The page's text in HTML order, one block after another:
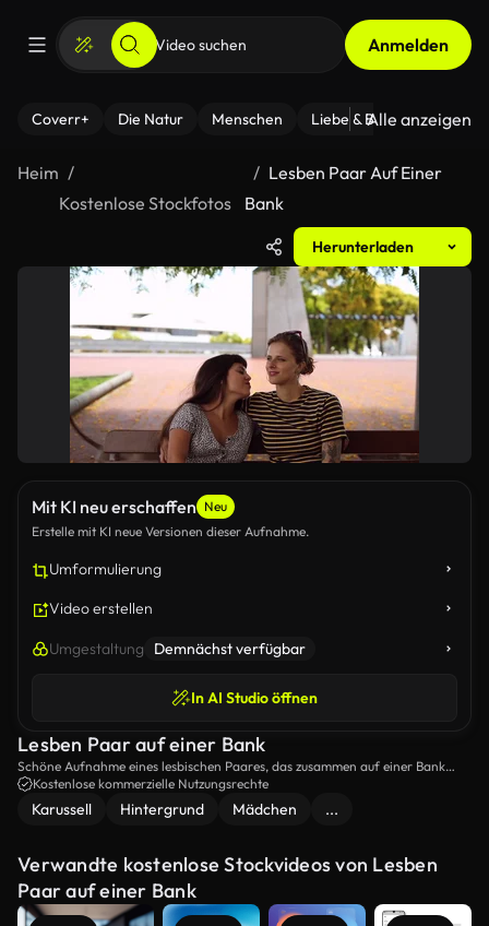
Anmelden
Coverr+ Die Natur Menschen Liebe & Beziehungen
Alle anzeigen
Heim
Kostenlose Stockfotos
Lesben Paar Auf Einer
Bank
Herunterladen
Mit KI neu erschaffen Neu
Erstelle mit KI neue Versionen dieser Aufnahme.
Umformulierung
Video erstellen
Umgestaltung Demnächst verfügbar
In AI Studio öffnen
Lesben Paar auf einer Bank
Schöne Aufnahme eines lesbischen Paares, das zusammen auf einer Bank
sitzt.Kostenlose kommerzielle Nutzungsrechte
Karussell Hintergrund Mädchen ...
Verwandte kostenlose Stockvideos von Lesben
Paar auf einer Bank